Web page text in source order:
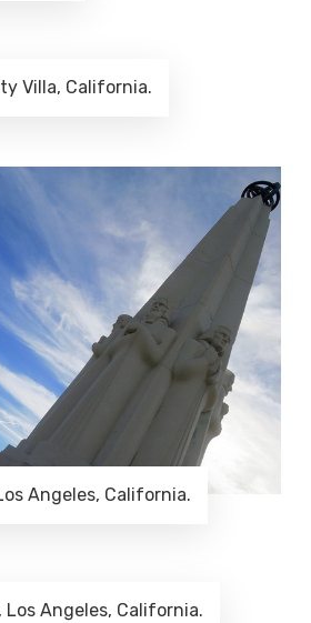
Villa, California.
Angeles, California.
Angeles, California.